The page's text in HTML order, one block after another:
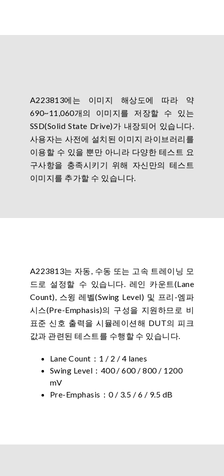
A223813에는 이미지 해상도에 따라 약
690~11,060개의 이미지를 저장할 수 있는
SSD(Solid State Drive)가 내장되어 있습니다.
사용자는 사전에 설치된 이미지 라이브러리를
이용할 수 있을 뿐만 아니라 다양한 테스트 요
구사항을 충족시키기 위해 자신만의 테스트
이미지를 추가할 수 있습니다.
A223813는 자동, 수동 또는 고속 트레이닝 모
드로 설정할 수 있습니다. 레인 카운트(Lane
Count), 스윙 레벨(Swing Level) 및 프리-엠파
시스(Pre-Emphasis)의 구성을 지원하므로 비
표준 신호 출력을 시뮬레이션해 DUT의 피크
값과 관련된 테스트를 수행할 수 있습니다.
Lane Count：1 / 2 / 4 lanes
Swing Level：400 / 600 / 800 / 1200
mV
Pre-Emphasis：0 / 3.5 / 6 / 9.5 dB